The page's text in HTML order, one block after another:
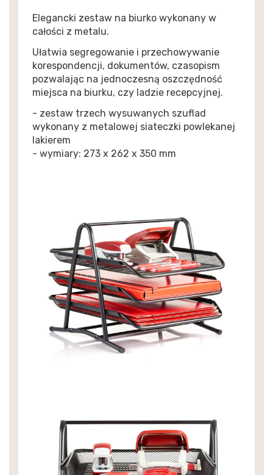
Elegancki zestaw na biurko wykonany w
całości z metalu.
Ułatwia segregowanie i przechowywanie
korespondencji, dokumentów, czasopism
pozwalając na jednoczesną oszczędność
miejsca na biurku, czy ladzie recepcyjnej.
- zestaw trzech wysuwanych szuflad
wykonany z metalowej siateczki powlekanej
lakierem
- wymiary: 273 x 262 x 350 mm